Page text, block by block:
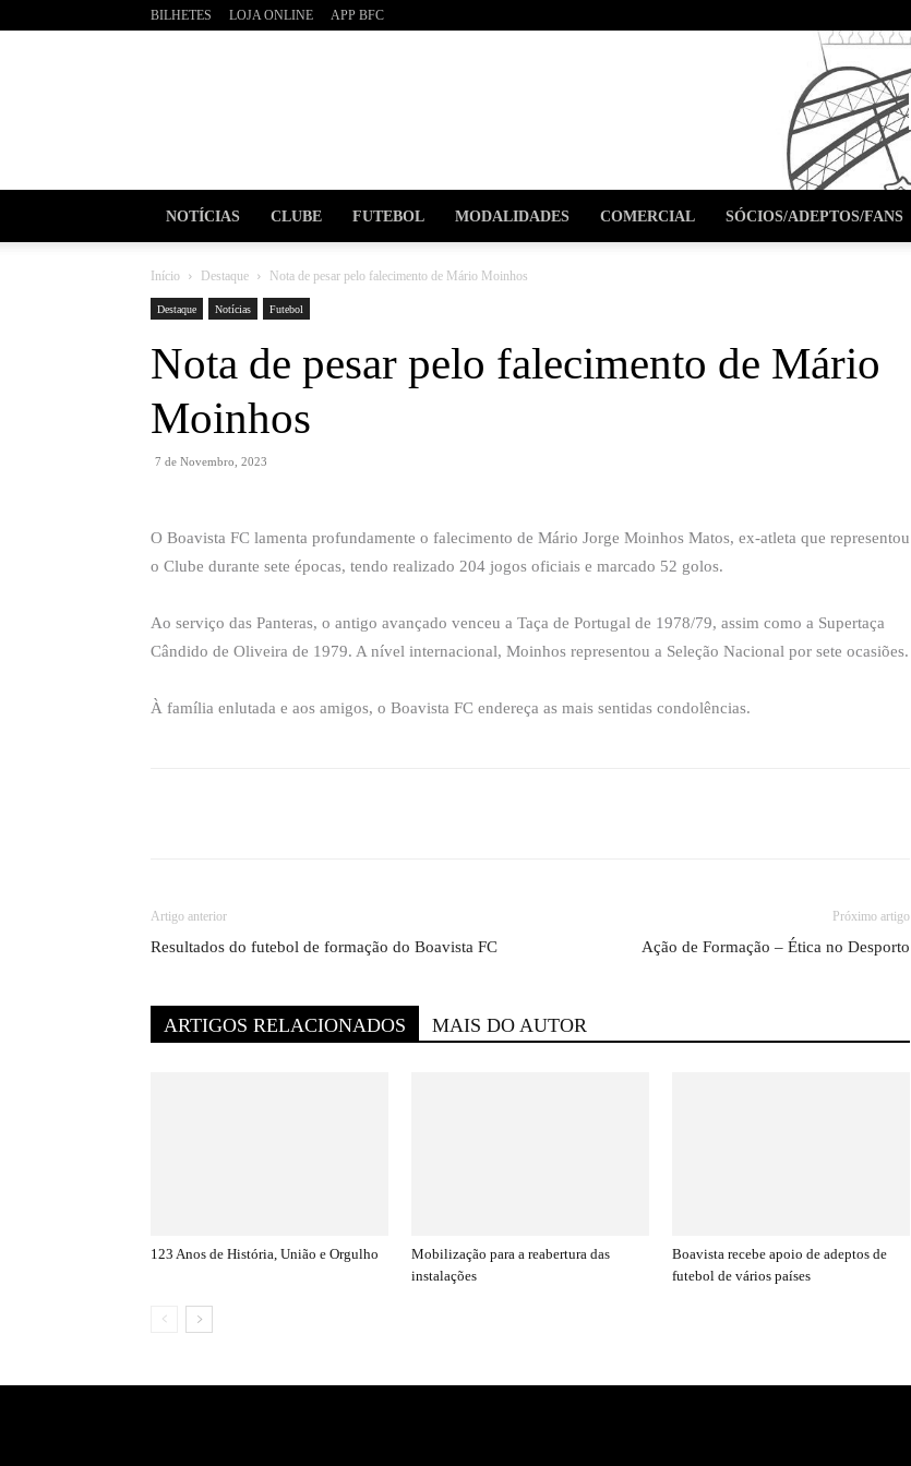
BILHETES LOJA ONLINE APP BFC
NOTÍCIAS CLUBE FUTEBOL MODALIDADES COMERCIAL SÓCIOS/ADEPTOS/FANS
Início Destaque Nota de pesar pelo falecimento de Mário Moinhos
Destaque Notícias Futebol
Nota de pesar pelo falecimento de Mário
Moinhos
7 de Novembro, 2023
O Boavista FC lamenta profundamente o falecimento de Mário Jorge Moinhos Matos, ex-atleta que representou
o Clube durante sete épocas, tendo realizado 204 jogos oficiais e marcado 52 golos.
Ao serviço das Panteras, o antigo avançado venceu a Taça de Portugal de 1978/79, assim como a Supertaça
Cândido de Oliveira de 1979. A nível internacional, Moinhos representou a Seleção Nacional por sete ocasiões.
À família enlutada e aos amigos, o Boavista FC endereça as mais sentidas condolências.
Artigo anterior
Resultados do futebol de formação do Boavista FC
Próximo artigo
Ação de Formação – Ética no Desporto
ARTIGOS RELACIONADOS MAIS DO AUTOR
123 Anos de História, União e Orgulho
Mobilização para a reabertura das
instalações
Boavista recebe apoio de adeptos de
futebol de vários países